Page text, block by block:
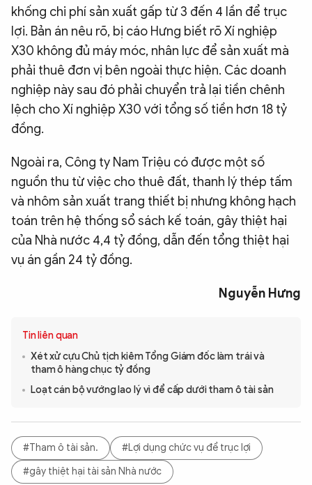
khống chi phí sản xuất gấp từ 3 đến 4 lần để trục
lợi. Bản án nêu rõ, bị cáo Hưng biết rõ Xí nghiệp
X30 không đủ máy móc, nhân lực để sản xuất mà
phải thuê đơn vị bên ngoài thực hiện. Các doanh
nghiệp này sau đó phải chuyển trả lại tiền chênh
lệch cho Xí nghiệp X30 với tổng số tiền hơn 18 tỷ
đồng.
Ngoài ra, Công ty Nam Triệu có được một số
nguồn thu từ việc cho thuê đất, thanh lý thép tấm
và nhôm sản xuất trang thiết bị nhưng không hạch
toán trên hệ thống sổ sách kế toán, gây thiệt hại
của Nhà nước 4,4 tỷ đồng, dẫn đến tổng thiệt hại
vụ án gần 24 tỷ đồng.
Nguyễn Hưng
Tin liên quan
Xét xử cựu Chủ tịch kiêm Tổng Giám đốc làm trái và
tham ô hàng chục tỷ đồng
Loạt cán bộ vướng lao lý vì để cấp dưới tham ô tài sản
#Tham ô tài sản.
#Lợi dụng chức vụ để trục lợi
#gây thiệt hại tài sản Nhà nước